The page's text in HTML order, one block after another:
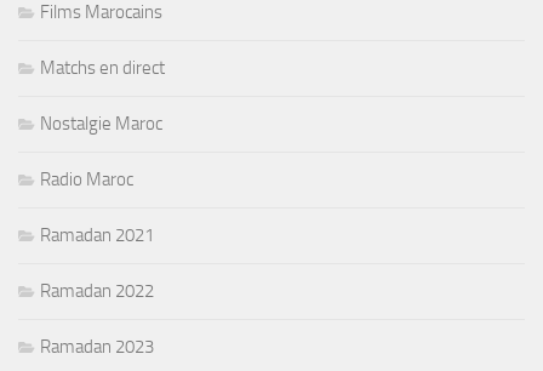
Films Marocains
Matchs en direct
Nostalgie Maroc
Radio Maroc
Ramadan 2021
Ramadan 2022
Ramadan 2023